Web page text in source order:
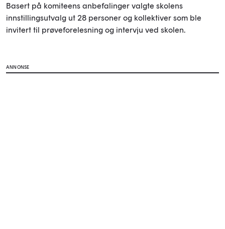
Basert på komiteens anbefalinger valgte skolens
innstillingsutvalg ut 28 personer og kollektiver som ble
invitert til prøveforelesning og intervju ved skolen.
ANNONSE